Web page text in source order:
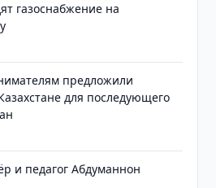
газоснабжение на
предложили
для последующего
и педагог Абдуманнон